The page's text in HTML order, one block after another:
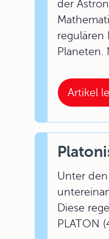
Artikel
der
regulären
Unter
Diese
PLATON